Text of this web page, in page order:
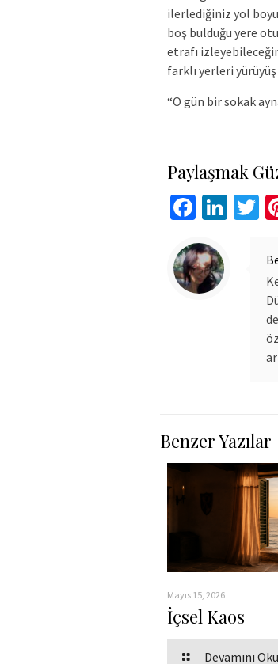
ilerlediğiniz yol
boş bulduğu yere
etrafı
farklı yerleri
“O gün bir sokak
Paylaşmak
Benzer Yazılar
Mayıs 15, 2026
İçsel Kaos
Devamını Oku